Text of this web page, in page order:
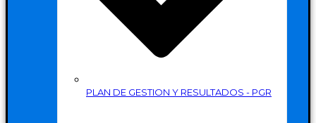
PLAN DE GESTION Y RESULTADOS - PGR